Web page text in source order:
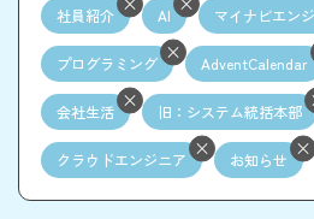
社員紹介 AI マイナビエン
プログラミング AdventCalendar
会社生活 旧：システム統括本部
クラウドエンジニア お知らせ